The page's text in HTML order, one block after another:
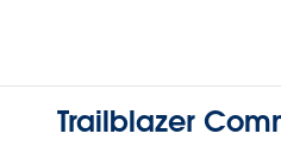
Trailblazer